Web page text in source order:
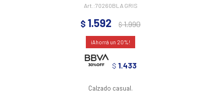
70260BLA GRIS
$ 1.592 $1.990
20
$ 1.433
Calzado casual.